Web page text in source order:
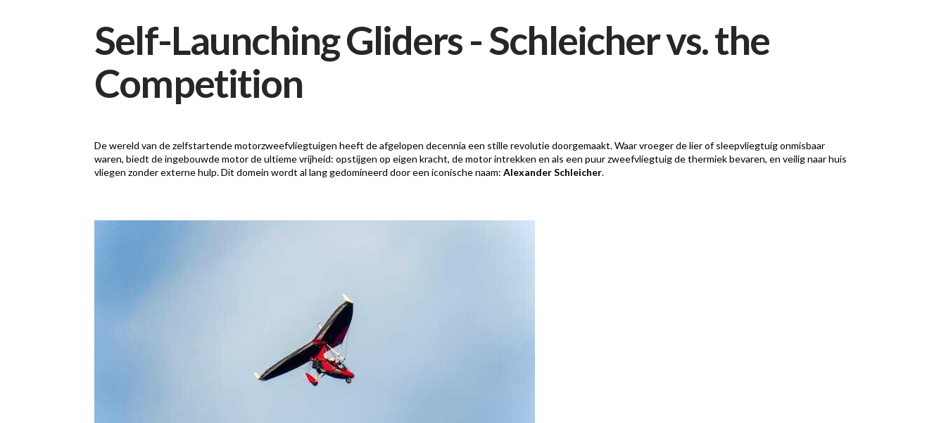
Self-Launching Gliders - Schleicher vs. the
Competition
De wereld van de zelfstartende motorzweefvliegtuigen heeft de afgelopen decennia een stille revolutie doorgemaakt. Waar vroeger de lier of sleepvliegtuig onmisbaar
waren, biedt de ingebouwde motor de ultieme vrijheid: opstijgen op eigen kracht, de motor intrekken en als een puur zweefvliegtuig de thermiek bevaren, en veilig naar huis
vliegen zonder externe hulp. Dit domein wordt al lang gedomineerd door een iconische naam:Alexander Schleicher.